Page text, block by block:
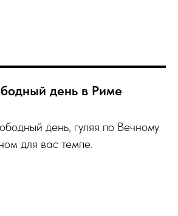
день в Риме
день, гуляя по Вечному
для вас темпе.